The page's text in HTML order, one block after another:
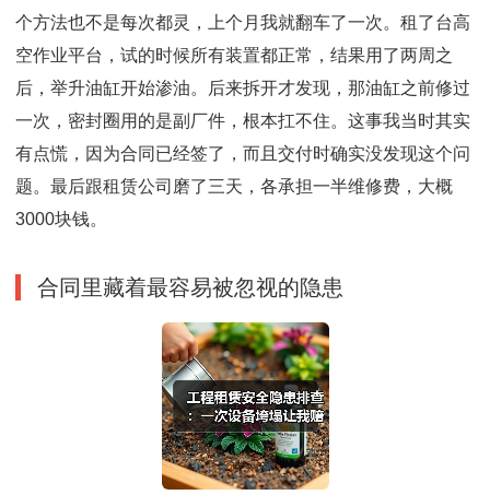
个方法也不是每次都灵，上个月我就翻车了一次。租了台高
空作业平台，试的时候所有装置都正常，结果用了两周之
后，举升油缸开始渗油。后来拆开才发现，那油缸之前修过
一次，密封圈用的是副厂件，根本扛不住。这事我当时其实
有点慌，因为合同已经签了，而且交付时确实没发现这个问
题。最后跟租赁公司磨了三天，各承担一半维修费，大概
3000块钱。
合同里藏着最容易被忽视的隐患